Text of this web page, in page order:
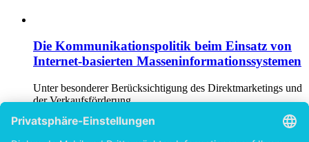
Die Kommunikationspolitik beim Einsatz von
Internet-basierten Masseninformationssystemen
Unter besonderer Berücksichtigung des Direktmarketings und
der Verkaufsförderung
©1998 Diplomarbeit 104 Seiten